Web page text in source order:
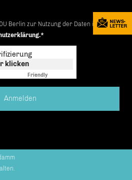
Berlin zur Nutzung der Daten im Sinn
klicken
Friendly